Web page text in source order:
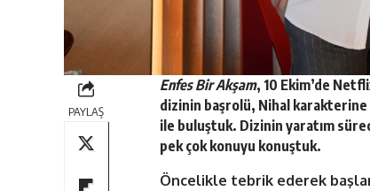
PAYLAŞ
Enfes Bir Akşam, 10 Ekim’de
dizinin başrolü, Nihal
ile buluştuk. Dizinin yaratım
pek çok konuyu konuştuk.
Öncelikle tebrik ederek